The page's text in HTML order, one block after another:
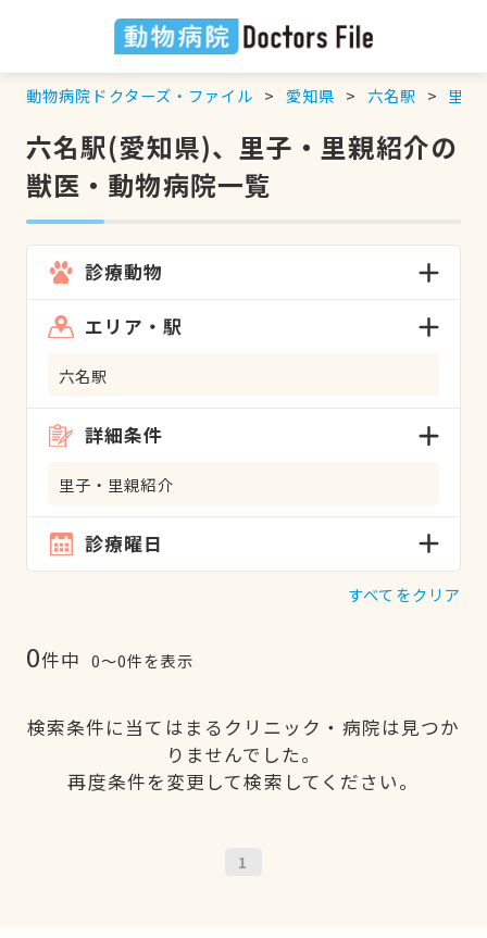
動物病院ドクターズ・ファイル 愛知県 六名駅 里子
六名駅(愛知県)、里子・里親紹介の
獣医・動物病院一覧
診療動物
エリア・駅
六名駅
詳細条件
里子・里親紹介
診療曜日
すべてをクリア
0件中 0〜0件を表示
検索条件に当てはまるクリニック・病院は見つか
りませんでした。
再度条件を変更して検索してください。
1